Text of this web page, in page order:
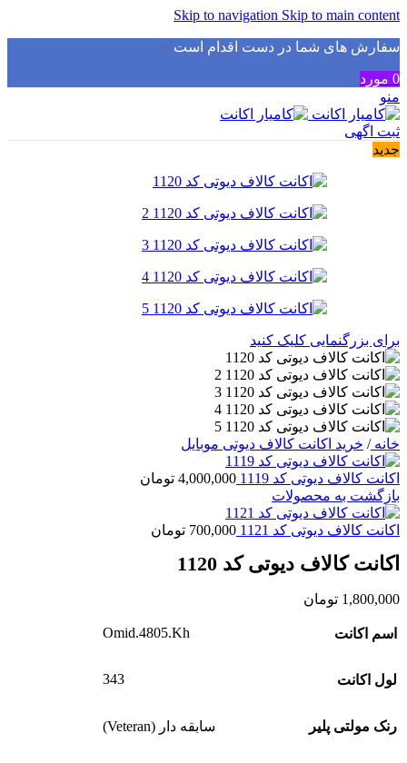
Skip to navigation Skip to main content
سفارش های شما در دست اقدام است✅
0 مورد
منو
ثبت اگهی
جدید
برای بزرگنمایی کلیک کنید
خانه/ خرید اکانت کالاف دیوتی موبایل
اکانت کالاف دیوتی کد 1119 4,000,000 تومان
بازگشت به محصولات
اکانت کالاف دیوتی کد 1121 700,000 تومان
اکانت کالاف دیوتی کد 1120
1,800,000 تومان
اسم اکانت Omid.4805.Kh
لول اکانت 343
رنک مولتی پلیر سابقه دار (Veteran)